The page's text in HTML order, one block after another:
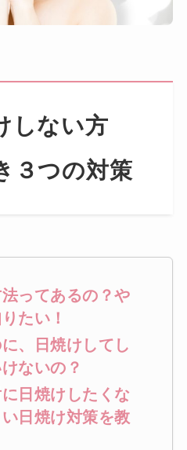
しない方
３つの対策
ってあるの？や
たい！
、日焼けしてし
ないの？
日焼けしたくな
日焼け対策を教